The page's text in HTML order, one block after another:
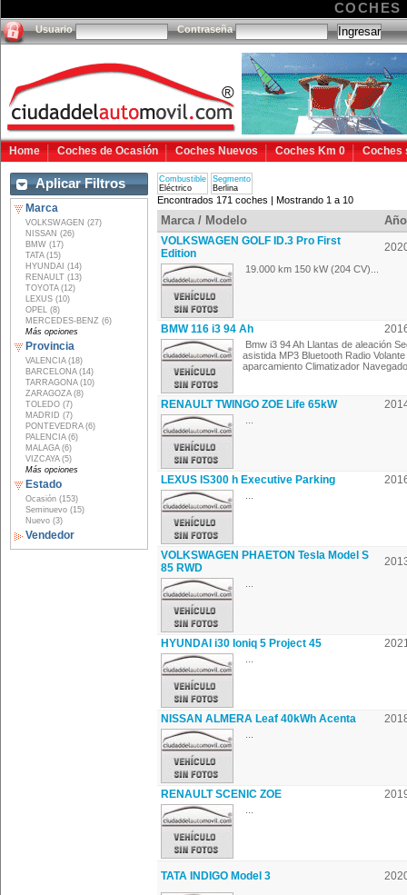
Usuario Contraseña
Home Coches de Ocasión Coches Nuevos Coches Km 0 Coches
Aplicar Filtros
Marca
VOLKSWAGEN (27)
NISSAN (26)
BMW (17)
TATA (15)
HYUNDAI (14)
RENAULT (13)
TOYOTA (12)
LEXUS (10)
OPEL (8)
MERCEDES-BENZ (6)
Más opciones
Provincia
VALENCIA (18)
BARCELONA (14)
TARRAGONA (10)
ZARAGOZA (8)
TOLEDO (7)
MADRID (7)
PONTEVEDRA (6)
PALENCIA (6)
MALAGA (6)
VIZCAYA (5)
Más opciones
Estado
Ocasión (153)
Seminuevo (15)
Nuevo (3)
Vendedor
Combustible
Eléctrico
Segmento
Berlina
Encontrados 171 coches | Mostrando 1 a 10
Marca / Modelo Año
VOLKSWAGEN GOLF ID.3 Pro First
Edition
19.000 km 150 kW (204 CV)...
BMW 116 i3 94 Ah
Bmw i3 94 Ah Llantas de aleación
asistida MP3 Bluetooth Radio
aparcamiento Climatizador
RENAULT TWINGO ZOE Life 65kW
LEXUS IS300 h Executive Parking
VOLKSWAGEN PHAETON Tesla Model S
85 RWD
HYUNDAI i30 Ioniq 5 Project 45
NISSAN ALMERA Leaf 40kWh Acenta
RENAULT SCENIC ZOE
TATA INDIGO Model 3